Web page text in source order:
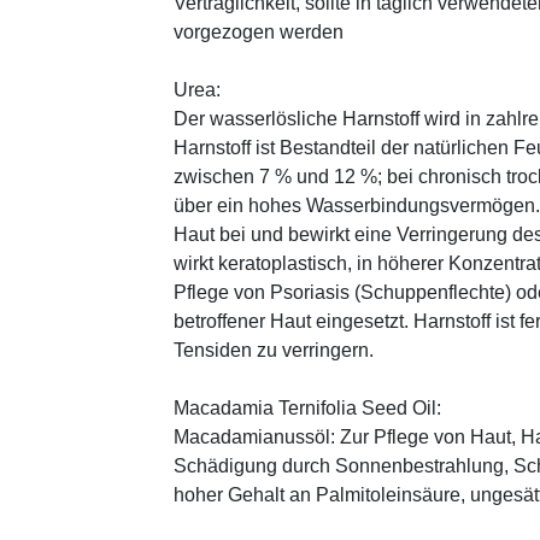
vorgezogen werden
Urea:
Der wasserlösliche Harnstoff wird in
Harnstoff ist Bestandteil der natürlichen
zwischen 7 % und 12 %; bei chronisch
über ein hohes
Haut bei und bewirkt eine Verringerung
wirkt keratoplastisch, in höherer
Pflege von Psoriasis (Schuppenflechte)
betroffener Haut eingesetzt. Harnstoff ist
Tensiden zu verringern.
Macadamia Ternifolia Seed Oil:
Macadamianussöl: Zur Pflege von Haut,
Schädigung durch Sonnenbestrahlung,
hoher Gehalt an Palmitoleinsäure,